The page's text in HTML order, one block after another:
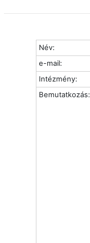
Név:
e-mail:
Intézmény:
Bemutatkozás: